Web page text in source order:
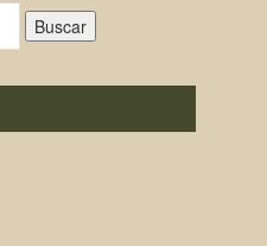
era:
1.875,00€.
es:
1.780,00€.
Buscar